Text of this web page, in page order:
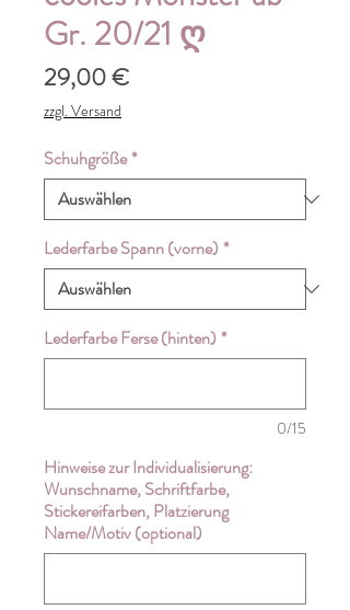
Gr. 20/21 ღ
29,00 €Preis
zzgl. Versand
Schuhgröße *
Lederfarbe Spann (vorne) *
Lederfarbe Ferse (hinten) *
0/15
Hinweise zur Individualisierung:
Wunschname, Schriftfarbe,
Stickereifarben, Platzierung
Name/Motiv (optional)